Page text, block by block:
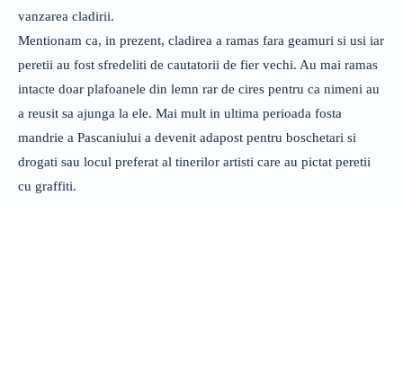
vanzarea cladirii.
Mentionam ca, in prezent, cladirea a ramas fara geamuri si usi iar
peretii au fost sfredeliti de cautatorii de fier vechi. Au mai ramas
intacte doar plafoanele din lemn rar de cires pentru ca nimeni au
a reusit sa ajunga la ele. Mai mult in ultima perioada fosta
mandrie a Pascaniului a devenit adapost pentru boschetari si
drogati sau locul preferat al tinerilor artisti care au pictat peretii
cu graffiti.